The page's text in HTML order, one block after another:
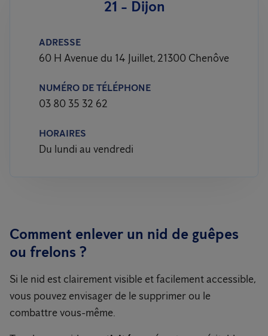
21 - Dijon
ADRESSE
60 H Avenue du 14 Juillet, 21300 Chenôve
NUMÉRO DE TÉLÉPHONE
03 80 35 32 62
HORAIRES
Du lundi au vendredi
Comment enlever un nid de guêpes
ou frelons ?
Si le nid est clairement visible et facilement accessible,
vous pouvez envisager de le supprimer ou le
combattre vous-même.